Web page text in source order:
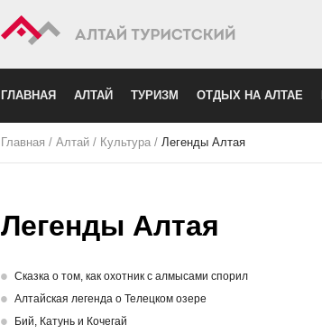
ГЛАВНАЯ АЛТАЙ ТУРИЗМ ОТДЫХ НА АЛТАЕ
Главная / Алтай/ Культура/ Легенды Алтая
Легенды Алтая
Cказка о том, как охотник с алмысами спорил
Алтайская легенда о Телецком озере
Бий, Катунь и Кочегай